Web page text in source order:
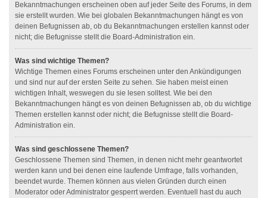
Bekanntmachungen erscheinen oben auf jeder Seite des Forums, in dem
sie erstellt wurden. Wie bei globalen Bekanntmachungen hängt es von
deinen Befugnissen ab, ob du Bekanntmachungen erstellen kannst oder
nicht; die Befugnisse stellt die Board-Administration ein.
Was sind wichtige Themen?
Wichtige Themen eines Forums erscheinen unter den Ankündigungen
und sind nur auf der ersten Seite zu sehen. Sie haben meist einen
wichtigen Inhalt, weswegen du sie lesen solltest. Wie bei den
Bekanntmachungen hängt es von deinen Befugnissen ab, ob du wichtige
Themen erstellen kannst oder nicht; die Befugnisse stellt die Board-
Administration ein.
Was sind geschlossene Themen?
Geschlossene Themen sind Themen, in denen nicht mehr geantwortet
werden kann und bei denen eine laufende Umfrage, falls vorhanden,
beendet wurde. Themen können aus vielen Gründen durch einen
Moderator oder Administrator gesperrt werden. Eventuell hast du auch